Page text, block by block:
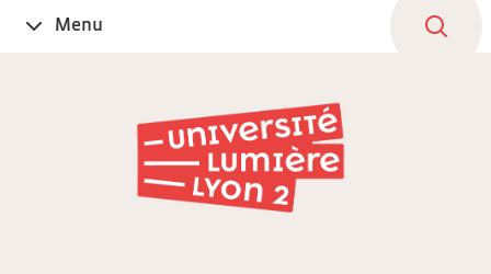
OuvrirMenu